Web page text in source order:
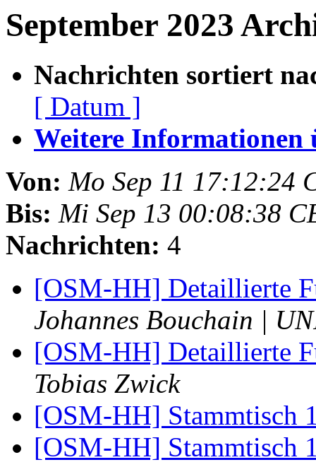
September 2023
Nachrichten sortiert
[ Datum ]
Weitere Informationen
Von: Mo Sep 11 17:12:24
Bis: Mi Sep 13 00:08:38
Nachrichten: 4
[OSM-HH] Detaillierte
Johannes Bouchain |
[OSM-HH] Detaillierte
Tobias Zwick
[OSM-HH] Stammtisch
[OSM-HH] Stammtisch